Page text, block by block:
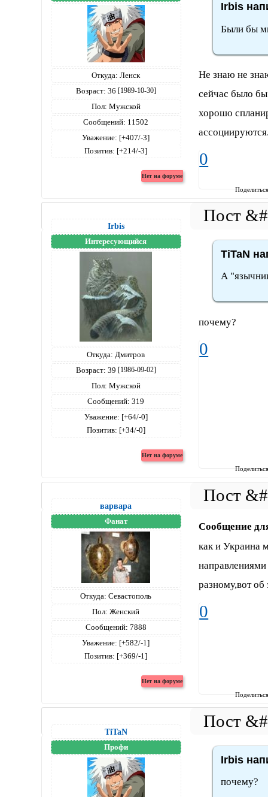
Откуда: Ленск
Возраст: 36 [1989-10-30]
Пол: Мужской
Сообщений: 11502
Уважение: [+407/-3]
Позитив: [+214/-3]
Irbis
Были бы
Не знаю не
сейчас было
хорошо
0
Irbis
Интересующийся
Откуда: Дмитров
Возраст: 39 [1986-09-02]
Пол: Мужской
Сообщений: 319
Уважение: [+64/-0]
Позитив: [+34/-0]
TiTaN
А
почему?
0
варвара
Фанат
Откуда: Севастополь
Пол: Женский
Сообщений: 7888
Уважение: [+582/-1]
Позитив: [+369/-1]
Сообщение
как и Украина
разному,вот
0
TiTaN
Профи
Irbis
почему?